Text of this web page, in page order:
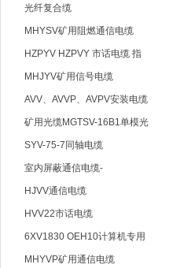
光纤复合缆
MHYSV矿用阻燃通信电缆
HZPYV HZPVY 市话电缆 指
令通信线
MHJYV矿用信号电缆
AVV、AVVP、AVPV安装电缆
矿用光缆MGTSV-16B1单模光
纤
SYV-75-7同轴电缆
室内屏蔽通信电缆-
HYVP_HYYP
HJVV通信电缆
HVV22市话电缆
6XV1830 OEH10计算机专用
电缆
MHYVP矿用通信电缆